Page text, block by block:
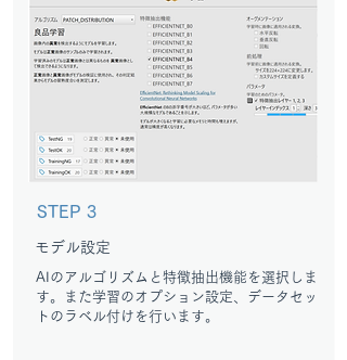
STEP 3
モデル設定
AIのアルゴリズムと特徴抽出機能を選択しま
す。また学習のオプション設定、データセッ
トのラベル付けを行います。